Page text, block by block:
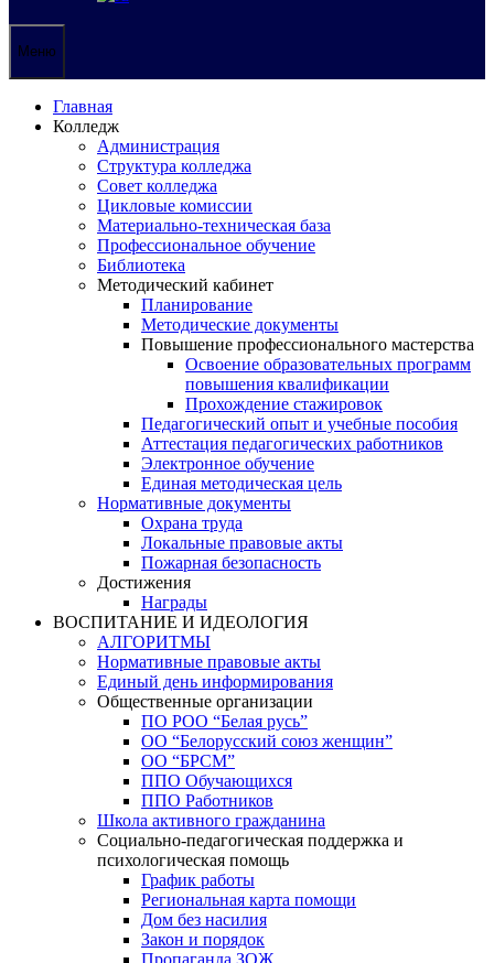
Меню
Главная
Колледж
Администрация
Структура колледжа
Совет колледжа
Цикловые комиссии
Материально-техническая база
Профессиональное обучение
Библиотека
Методический кабинет
Планирование
Методические документы
Повышение профессионального мастерства
Освоение образовательных программ
повышения квалификации
Прохождение стажировок
Педагогический опыт и учебные пособия
Аттестация педагогических работников
Электронное обучение
Единая методическая цель
Нормативные документы
Охрана труда
Локальные правовые акты
Пожарная безопасность
Достижения
Награды
ВОСПИТАНИЕ И ИДЕОЛОГИЯ
АЛГОРИТМЫ
Нормативные правовые акты
Единый день информирования
Общественные организации
ПО РОО “Белая русь”
ОО “Белорусский союз женщин”
ОО “БРСМ”
ППО Обучающихся
ППО Работников
Школа активного гражданина
Социально-педагогическая поддержка и
психологическая помощь
График работы
Региональная карта помощи
Дом без насилия
Закон и порядок
Пропаганда ЗОЖ